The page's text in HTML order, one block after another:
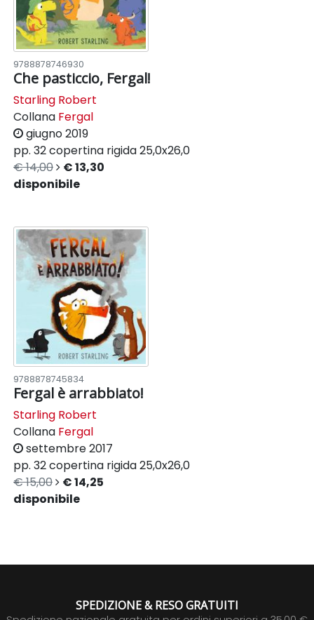
9788878746930
Che pasticcio, Fergal!
Starling Robert
Collana Fergal
giugno 2019
pp. 32copertina rigida25,0x26,0
€ 14,00
€ 13,30
disponibile
9788878745834
Fergal è arrabbiato!
Starling Robert
Collana Fergal
settembre 2017
pp. 32copertina rigida25,0x26,0
€ 15,00
€ 14,25
disponibile
SPEDIZIONE & RESO GRATUITI